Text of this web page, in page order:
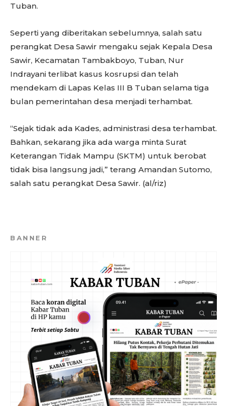
Tuban.
Seperti yang diberitakan sebelumnya, salah satu
perangkat Desa Sawir mengaku sejak Kepala Desa
Sawir, Kecamatan Tambakboyo, Tuban, Nur
Indrayani terlibat kasus kosrupsi dan telah
mendekam di Lapas Kelas III B Tuban selama tiga
bulan pemerintahan desa menjadi terhambat.
“Sejak tidak ada Kades, administrasi desa terhambat.
Bahkan, sekarang jika ada warga minta Surat
Keterangan Tidak Mampu (SKTM) untuk berobat
tidak bisa langsung jadi,” terang Amandan Sutomo,
salah satu perangkat Desa Sawir. (al/riz)
BANNER